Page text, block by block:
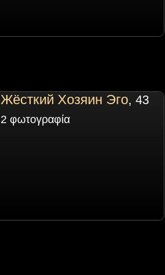
Жёсткий Хозяин Эго, 43
2 φωτογραφία